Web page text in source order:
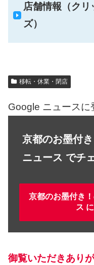
店舗情報（ク
ズ）
移転・休業・閉店
Google ニュースに
京都のお墨付
ニュース でチ
京都のお墨付き
ス
御覧いただきあり